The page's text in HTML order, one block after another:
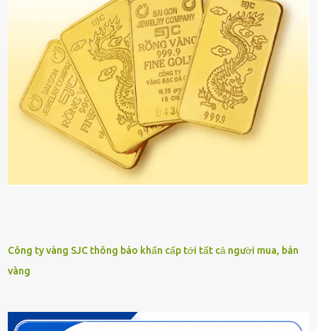
Công ty vàng SJC thông báo khẩn cấp tới tất cả người mua, bán
vàng